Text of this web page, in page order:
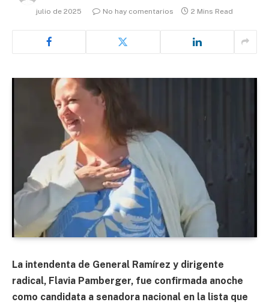
julio de 2025
No hay comentarios 2 Mins Read
La intendenta de General Ramírez y dirigente
radical, Flavia Pamberger, fue confirmada anoche
como candidata a senadora nacional en la lista que